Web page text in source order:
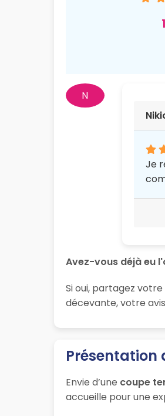
1
N
Je
Avez-vous déjà eu
Si oui, partagez
décevante, votre
Présentation
Envie d’une coupe
accueille pour une